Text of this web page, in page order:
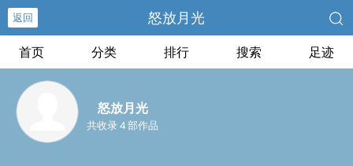
返回 怒放月光
首页 分类 排行 搜索 足迹
怒放月光
共收录 4 部作品